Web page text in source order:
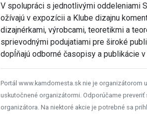
V spolupráci s jednotlivými oddeleniami
ožívajú v expozícii a Klube dizajnu
dizajnérkami, výrobcami, teoretikmi a
sprievodnými podujatiami pre široké
dopĺňajú odborné časopisy a publikácie
Portál www.kamdomesta.sk nie je
uskutočnené organizátormi. Odporúčame
organizátora. Na niektoré akcie je potrebné sa